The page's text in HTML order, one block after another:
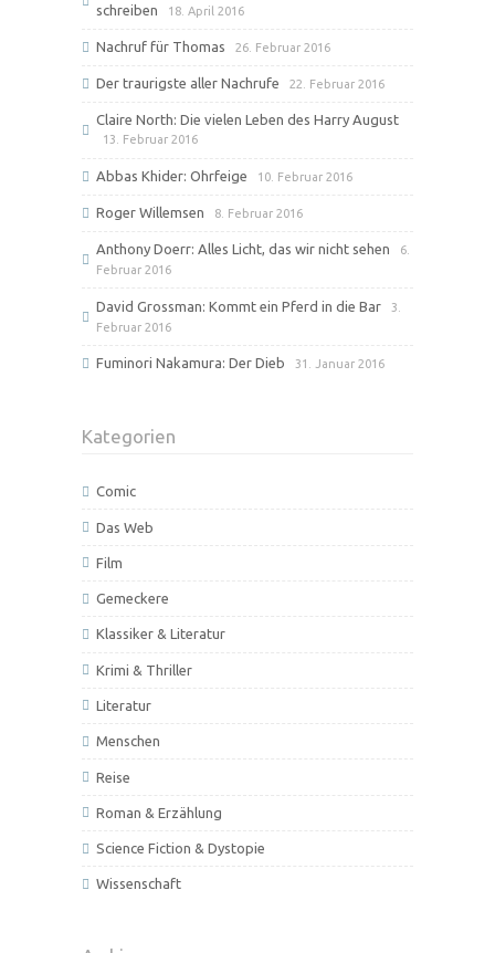
schreiben
18. April 2016
Nachruf für Thomas 26. Februar 2016
Der traurigste aller Nachrufe 22. Februar 2016
Claire North: Die vielen Leben des Harry August
13. Februar 2016
Abbas Khider: Ohrfeige 10. Februar 2016
Roger Willemsen 8. Februar 2016
Anthony Doerr: Alles Licht, das wir nicht sehen
6.
Februar 2016
David Grossman: Kommt ein Pferd in die Bar
3.
Februar 2016
Fuminori Nakamura: Der Dieb 31. Januar 2016
Kategorien
Comic
Das Web
Film
Gemeckere
Klassiker & Literatur
Krimi & Thriller
Literatur
Menschen
Reise
Roman & Erzählung
Science Fiction & Dystopie
Wissenschaft